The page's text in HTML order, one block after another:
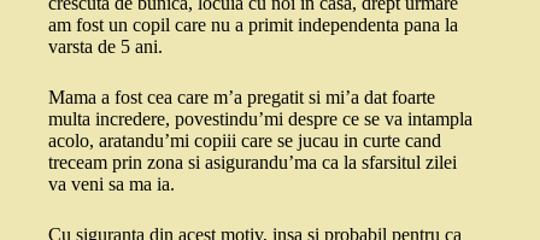
am fost un copil care nu a primit independenta pana la
varsta de 5 ani.
Mama a fost cea care m’a pregatit si mi’a dat foarte
multa incredere, povestindu’mi despre ce se va intampla
acolo, aratandu’mi copiii care se jucau in curte cand
treceam prin zona si asigurandu’ma ca la sfarsitul zilei
va veni sa ma ia.
Cu siguranta din acest motiv, insa si probabil pentru ca